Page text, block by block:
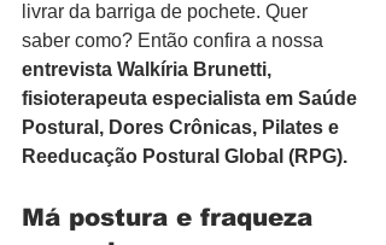
livrar da barriga de pochete. Quer
saber como? Então confira a nossa
entrevista Walkíria Brunetti,
fisioterapeuta especialista em Saúde
Postural, Dores Crônicas, Pilates e
Reeducação Postural Global (RPG).
Má postura e fraqueza